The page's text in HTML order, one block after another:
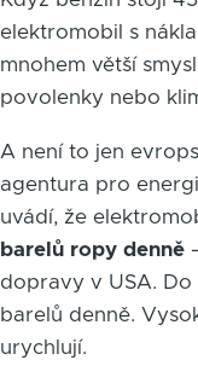
elektromobil s
mnohem větší
povolenky nebo
A není to jen
agentura pro
uvádí, že
barelů ropy denně
dopravy v USA.
barelů denně.
urychlují.